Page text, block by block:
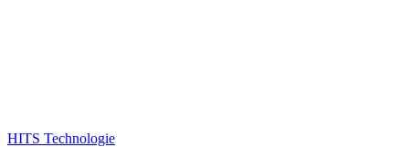
HITS Technologie